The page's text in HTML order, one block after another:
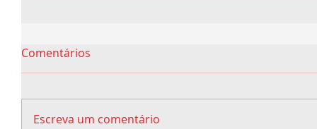
Comentários
Escreva um comentário